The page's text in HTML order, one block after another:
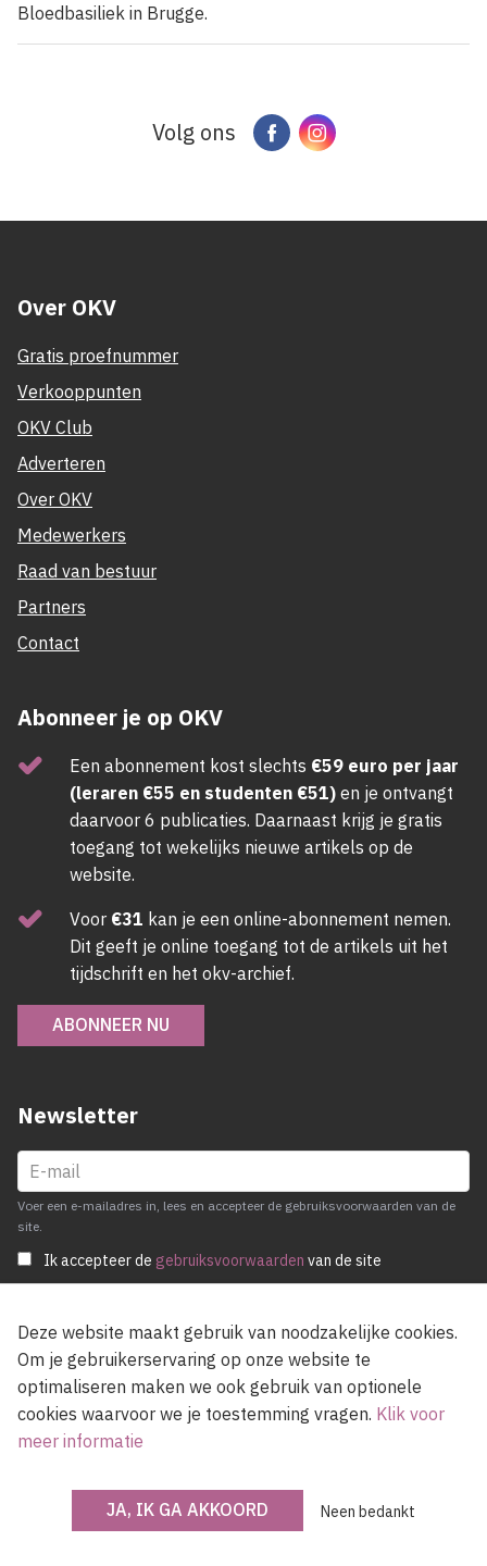
Bloedbasiliek in Brugge.
Volg ons FacebookInstagram
Over OKV
Gratis proefnummer
Verkooppunten
OKV Club
Adverteren
Over OKV
Medewerkers
Raad van bestuur
Partners
Contact
Abonneer je op OKV
Een abonnement kost slechts €59 euro per jaar
(leraren €55 en studenten €51) en je ontvangt
daarvoor 6 publicaties. Daarnaast krijg je gratis
toegang tot wekelijks nieuwe artikels op de
website.
Voor €31 kan je een online-abonnement nemen.
Dit geeft je online toegang tot de artikels uit het
tijdschrift en het okv-archief.
ABONNEER NU
Newsletter
Voer een e-mailadres in, lees en accepteer de gebruiksvoorwaarden van de
site.
Ik accepteer de gebruiksvoorwaarden van de site
© OKV - 2026
Privacy policy
Cookie disclaimer
Deze website maakt gebruik van noodzakelijke cookies.
Om je gebruikerservaring op onze website te
optimaliseren maken we ook gebruik van optionele
cookies waarvoor we je toestemming vragen. Klik voor
meer informatie
JA, IK GA AKKOORD Neen bedankt